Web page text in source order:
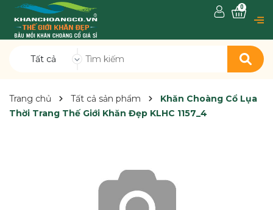
Tất cả
0
Trang chủ Tất cả sản phẩm
Khăn Choàng Cổ Lụa
Thời Trang Thế Giới Khăn Đẹp KLHC 1157_4